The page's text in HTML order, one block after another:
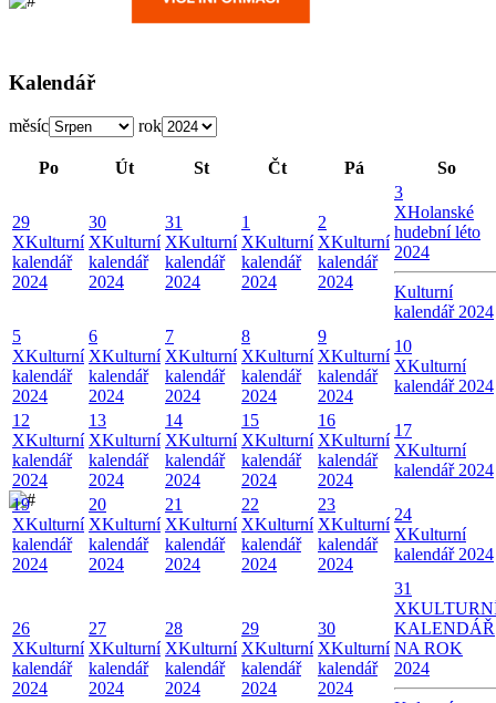
Kalendář
měsíc rok
Po Út St Čt Pá So
29
XKulturní
kalendář
2024
30
XKulturní
kalendář
2024
31
XKulturní
kalendář
2024
1
XKulturní
kalendář
2024
2
XKulturní
kalendář
2024
3
XHolanské
hudební léto
2024
Kulturní
kalendář 2024
5
XKulturní
kalendář
2024
6
XKulturní
kalendář
2024
7
XKulturní
kalendář
2024
8
XKulturní
kalendář
2024
9
XKulturní
kalendář
2024
10
XKulturní
kalendář 2024
12
XKulturní
kalendář
2024
13
XKulturní
kalendář
2024
14
XKulturní
kalendář
2024
15
XKulturní
kalendář
2024
16
XKulturní
kalendář
2024
17
XKulturní
kalendář 2024
19
XKulturní
kalendář
2024
20
XKulturní
kalendář
2024
21
XKulturní
kalendář
2024
22
XKulturní
kalendář
2024
23
XKulturní
kalendář
2024
24
XKulturní
kalendář 2024
26
XKulturní
kalendář
2024
27
XKulturní
kalendář
2024
28
XKulturní
kalendář
2024
29
XKulturní
kalendář
2024
30
XKulturní
kalendář
2024
31
X
KALENDÁŘ
NA ROK
2024